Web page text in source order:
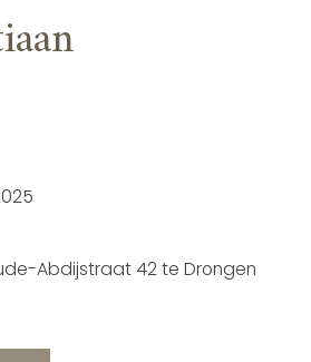
Abdijstraat 42 te Drongen